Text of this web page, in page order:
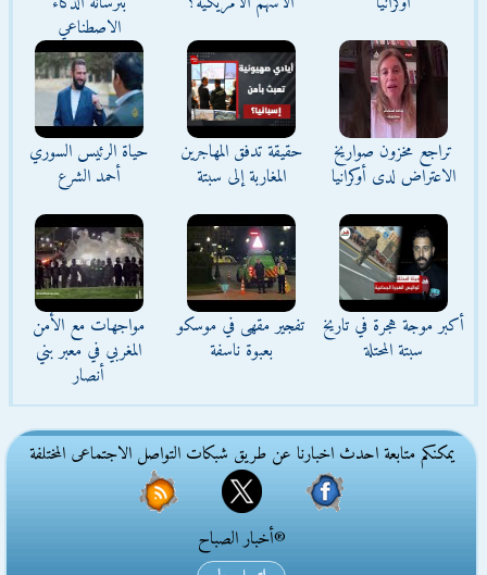
الاصطناعي
تراجع مخزون صواريخ
الاعتراض لدى أوكرانيا
حقيقة تدفق المهاجرين
المغاربة إلى سبتة
حياة الرئيس السوري
أحمد الشرع
أكبر موجة هجرة في تاريخ
سبتة المحتلة
تفجير مقهى في موسكو
بعبوة ناسفة
مواجهات مع الأمن
المغربي في معبر بني
أنصار
يمكنكم متابعة احدث اخبارنا عن طريق شبكات التواصل الاجتماعى المختلفة
®أخبار الصباح